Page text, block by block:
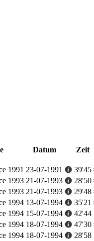
Datum Zeit
1991 23-07-1991 39'45
1993 21-07-1993 28'50
1993 21-07-1993 29'48
1994 13-07-1994 35'21
1994 15-07-1994 42'44
1994 18-07-1994 47'30
1994 18-07-1994 28'58